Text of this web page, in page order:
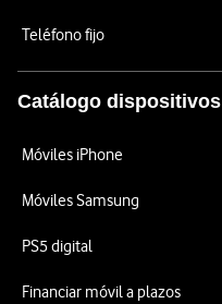
Teléfono fijo
Catálogo dispositivos
Móviles iPhone
Móviles Samsung
PS5 digital
Financiar móvil a plazos